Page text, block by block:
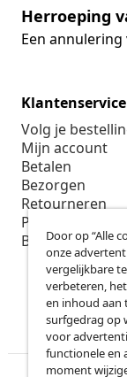
Herroeping
Een
Klantenservice
Volg je
Mijn account
Betalen
Bezorgen
Retourneren
Bestellen
Door op “Alle
onze
vergelijkbare
verbeteren,
en inhoud aan
surfgedrag op
voor
functionele en
moment